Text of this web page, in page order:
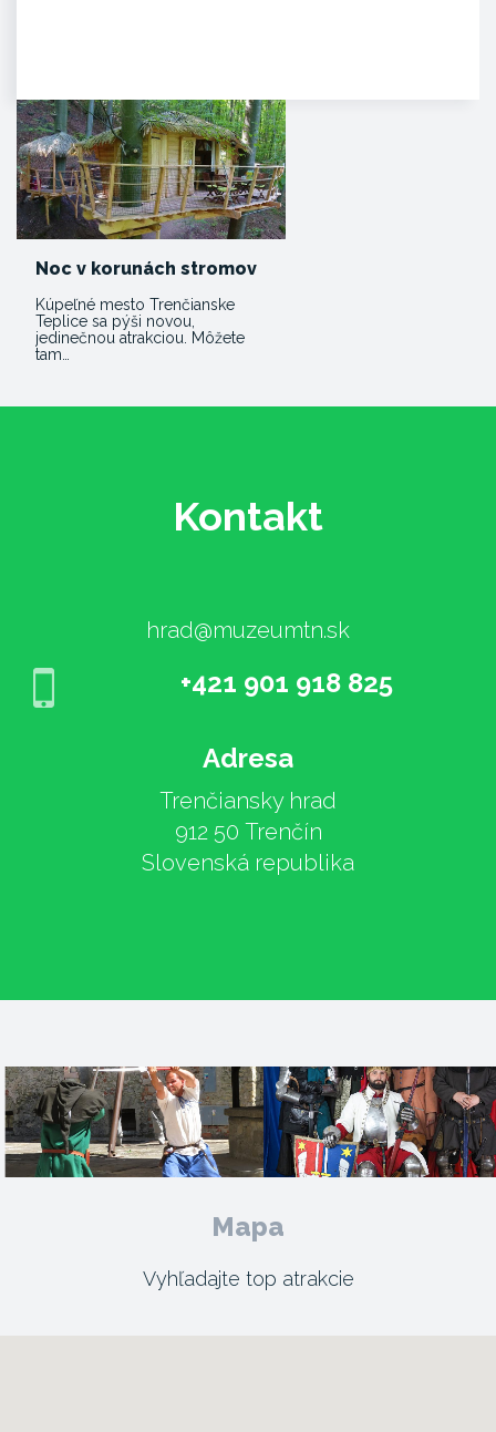
Noc v korunách stromov
Kúpeľné mesto Trenčianske
Teplice sa pýši novou,
jedinečnou atrakciou. Môžete
tam…
Kontakt
hrad@muzeumtn.sk
+421 901 918 825
Adresa
Trenčiansky hrad
912 50 Trenčín
Slovenská republika
Mapa
Vyhľadajte top atrakcie